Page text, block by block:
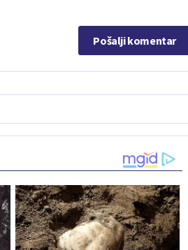
Pošalji komentar